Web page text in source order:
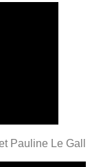
Pauline Le Gall